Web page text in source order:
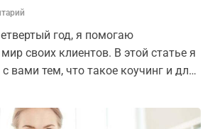
год, я помогаю
своих клиентов. В этой статье я
вами тем, что такое коучинг и для